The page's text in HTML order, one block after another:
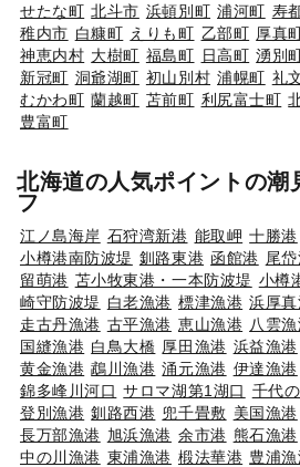
せたな町 北斗市 浜頓別町 浦河町 寿
稚内市 白糠町 えりも町 乙部町 厚真
神恵内村 大樹町 福島町 日高町 湧別
新冠町 洞爺湖町 初山別村 浦幌町 礼
むかわ町 蘭越町 苫前町 利尻富士町
豊富町
北海道の人気ポイントの潮
フ
江ノ島海岸 石狩湾新港 能取岬 十勝港
小樽港南防波堤 釧路東港 函館港 尾
留萌港 苫小牧東港・一本防波堤 小樽
崎守防波堤 白老漁港 標津漁港 浜厚
走古丹漁港 古平漁港 恵山漁港 八雲
国縫漁港 白鳥大橋 厚田漁港 浜益漁港
黄金漁港 鵡川漁港 涌元漁港 伊達漁港
錦多峰川河口 サロマ湖第1湖口 千代
登別漁港 釧路西港 兜千畳敷 美国漁港
長万部漁港 旭浜漁港 余市港 熊石漁港
中の川漁港 東浦漁港 椴法華港 豊浦